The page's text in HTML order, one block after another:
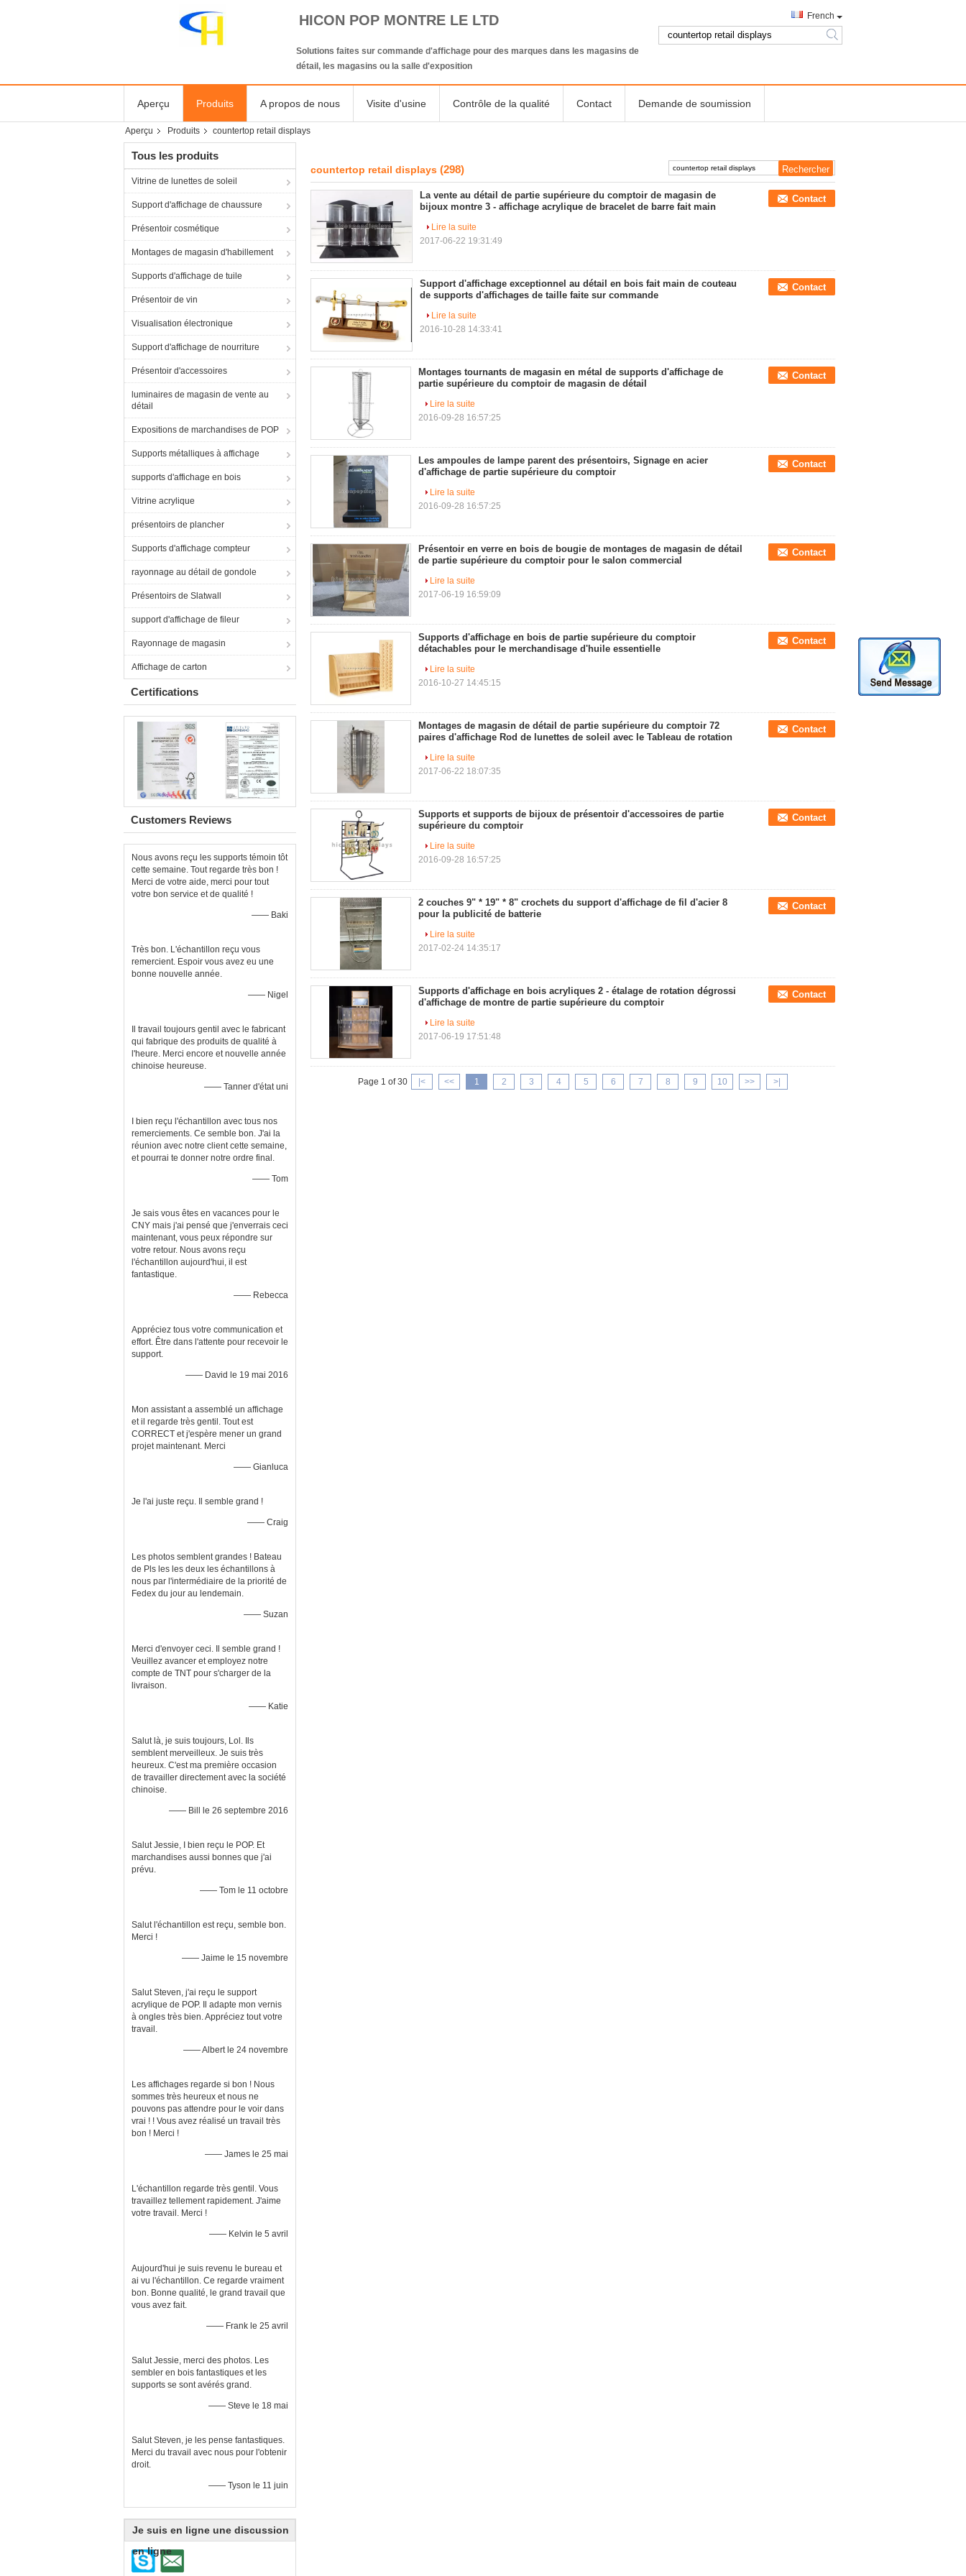
HICON POP MONTRE LE LTD
Solutions faites sur commande d'affichage pour des marques dans les magasins de
détail, les magasins ou la salle d'exposition
French
search
Aperçu Produits A propos de nous Visite d'usine Contrôle de la qualité Contact Demande de soumission
Aperçu Produits countertop retail displays
Tous les produits
Vitrine de lunettes de soleil
Support d'affichage de chaussure
Présentoir cosmétique
Montages de magasin d'habillement
Supports d'affichage de tuile
Présentoir de vin
Visualisation électronique
Support d'affichage de nourriture
Présentoir d'accessoires
luminaires de magasin de vente au
détail
Expositions de marchandises de POP
Supports métalliques à affichage
supports d'affichage en bois
Vitrine acrylique
présentoirs de plancher
Supports d'affichage compteur
rayonnage au détail de gondole
Présentoirs de Slatwall
support d'affichage de fileur
Rayonnage de magasin
Affichage de carton
Certifications
Customers Reviews
Nous avons reçu les supports témoin tôt
cette semaine. Tout regarde très bon !
Merci de votre aide, merci pour tout
votre bon service et de qualité !
—— Baki
Très bon. L'échantillon reçu vous
remercient. Espoir vous avez eu une
bonne nouvelle année.
—— Nigel
Il travail toujours gentil avec le fabricant
qui fabrique des produits de qualité à
l'heure. Merci encore et nouvelle année
chinoise heureuse.
—— Tanner d'état uni
I bien reçu l'échantillon avec tous nos
remerciements. Ce semble bon. J'ai la
réunion avec notre client cette semaine,
et pourrai te donner notre ordre final.
—— Tom
Je sais vous êtes en vacances pour le
CNY mais j'ai pensé que j'enverrais ceci
maintenant, vous peux répondre sur
votre retour. Nous avons reçu
l'échantillon aujourd'hui, il est
fantastique.
—— Rebecca
Appréciez tous votre communication et
effort. Être dans l'attente pour recevoir le
support.
—— David le 19 mai 2016
Mon assistant a assemblé un affichage
et il regarde très gentil. Tout est
CORRECT et j'espère mener un grand
projet maintenant. Merci
—— Gianluca
Je l'ai juste reçu. Il semble grand !
—— Craig
Les photos semblent grandes ! Bateau
de Pls les les deux les échantillons à
nous par l'intermédiaire de la priorité de
Fedex du jour au lendemain.
—— Suzan
Merci d'envoyer ceci. Il semble grand !
Veuillez avancer et employez notre
compte de TNT pour s'charger de la
livraison.
—— Katie
Salut là, je suis toujours, Lol. Ils
semblent merveilleux. Je suis très
heureux. C'est ma première occasion
de travailler directement avec la société
chinoise.
—— Bill le 26 septembre 2016
Salut Jessie, I bien reçu le POP. Et
marchandises aussi bonnes que j'ai
prévu.
—— Tom le 11 octobre
Salut l'échantillon est reçu, semble bon.
Merci !
—— Jaime le 15 novembre
Salut Steven, j'ai reçu le support
acrylique de POP. Il adapte mon vernis
à ongles très bien. Appréciez tout votre
travail.
—— Albert le 24 novembre
Les affichages regarde si bon ! Nous
sommes très heureux et nous ne
pouvons pas attendre pour le voir dans
vrai ! ! Vous avez réalisé un travail très
bon ! Merci !
—— James le 25 mai
L'échantillon regarde très gentil. Vous
travaillez tellement rapidement. J'aime
votre travail. Merci !
—— Kelvin le 5 avril
Aujourd'hui je suis revenu le bureau et
ai vu l'échantillon. Ce regarde vraiment
bon. Bonne qualité, le grand travail que
vous avez fait.
—— Frank le 25 avril
Salut Jessie, merci des photos. Les
sembler en bois fantastiques et les
supports se sont avérés grand.
—— Steve le 18 mai
Salut Steven, je les pense fantastiques.
Merci du travail avec nous pour l'obtenir
droit.
—— Tyson le 11 juin
Je suis en ligne une discussion
en ligne
countertop retail displays (298)
La vente au détail de partie supérieure du comptoir de magasin de
bijoux montre 3 - affichage acrylique de bracelet de barre fait main
Contact
Lire la suite
2017-06-22 19:31:49
Support d'affichage exceptionnel au détail en bois fait main de couteau
de supports d'affichages de taille faite sur commande
Contact
Lire la suite
2016-10-28 14:33:41
Montages tournants de magasin en métal de supports d'affichage de
partie supérieure du comptoir de magasin de détail
Contact
Lire la suite
2016-09-28 16:57:25
Les ampoules de lampe parent des présentoirs, Signage en acier
d'affichage de partie supérieure du comptoir
Contact
Lire la suite
2016-09-28 16:57:25
Présentoir en verre en bois de bougie de montages de magasin de détail
de partie supérieure du comptoir pour le salon commercial
Contact
Lire la suite
2017-06-19 16:59:09
Supports d'affichage en bois de partie supérieure du comptoir
détachables pour le merchandisage d'huile essentielle
Contact
Lire la suite
2016-10-27 14:45:15
Montages de magasin de détail de partie supérieure du comptoir 72
paires d'affichage Rod de lunettes de soleil avec le Tableau de rotation
Contact
Lire la suite
2017-06-22 18:07:35
Supports et supports de bijoux de présentoir d'accessoires de partie
supérieure du comptoir
Contact
Lire la suite
2016-09-28 16:57:25
2 couches 9" * 19" * 8" crochets du support d'affichage de fil d'acier 8
pour la publicité de batterie
Contact
Lire la suite
2017-02-24 14:35:17
Supports d'affichage en bois acryliques 2 - étalage de rotation dégrossi
d'affichage de montre de partie supérieure du comptoir
Contact
Lire la suite
2017-06-19 17:51:48
Page 1 of 30 |< << 1 2 3 4 5 6 7 8 9 10 >> >|